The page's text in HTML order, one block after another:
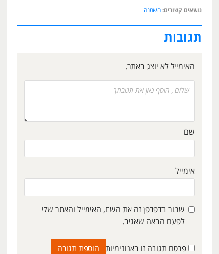
נושאים קשורים: השמנה
תגובות
האימייל לא יוצג באתר.
שם
אימייל
שמור בדפדפן זה את השם, האימייל והאתר שלי
לפעם הבאה שאגיב.
פרסם תגובה זו באנונימיות